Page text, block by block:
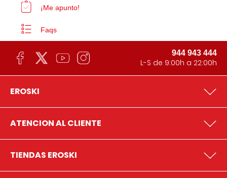
¡Me apunto!
Faqs
944 943 444
L-S de 9:00h a 22:00h
EROSKI
ATENCION AL CLIENTE
TIENDAS EROSKI